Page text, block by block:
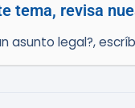
tema, revisa
asunto legal?,